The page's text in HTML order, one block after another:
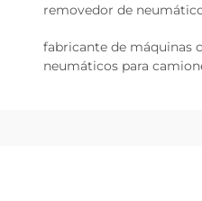
removedor de
fabricante de máquinas
neumáticos para